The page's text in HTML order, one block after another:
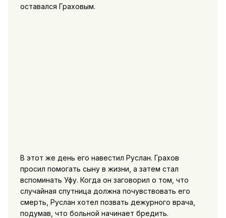
оставался Граховым.
В этот же день его навестил Руслан. Грахов
просил помогать сыну в жизни, а затем стал
вспоминать Уфу. Когда он заговорил о том, что
случайная спутница должна почувствовать его
смерть, Руслан хотел позвать дежурного врача,
подумав, что больной начинает бредить.